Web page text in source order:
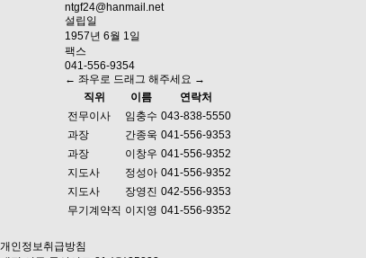
ntgf24@hanmail.net
설립일
1957년 6월 1일
팩스
041-556-9354
← 좌우로 드래그 해주세요 →
직위
이름
연락처
전무이사
임충수 043-838-5550
과장
간종욱 041-556-9353
과장
이창우 041-556-9352
지도사
정성아 041-556-9352
지도사
장영진 042-556-9353
무기계약직 이지영 041-556-9352
개인정보취급방침